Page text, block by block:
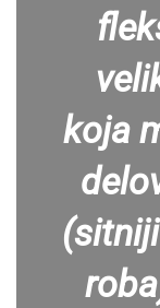
koja